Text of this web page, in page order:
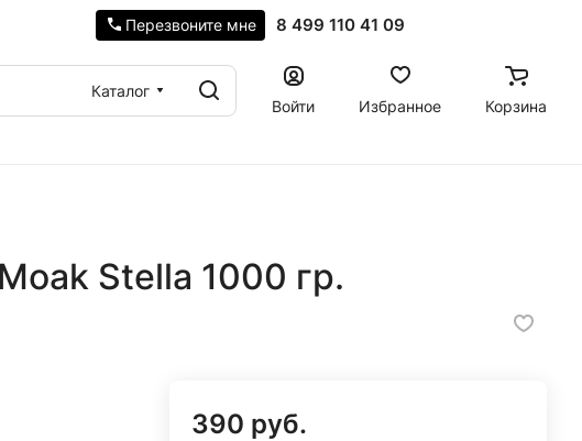
8 499 110 41 09
Перезвоните мне
Каталог
Войти
Избранное Корзина
Stella 1000 гр.
390 руб.